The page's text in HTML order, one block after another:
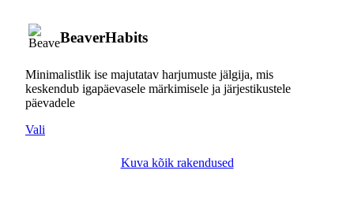
BeaverHabits
Minimalistlik ise majutatav harjumuste jälgija, mis
keskendub igapäevasele märkimisele ja järjestikustele
päevadele
Vali
Kuva kõik rakendused